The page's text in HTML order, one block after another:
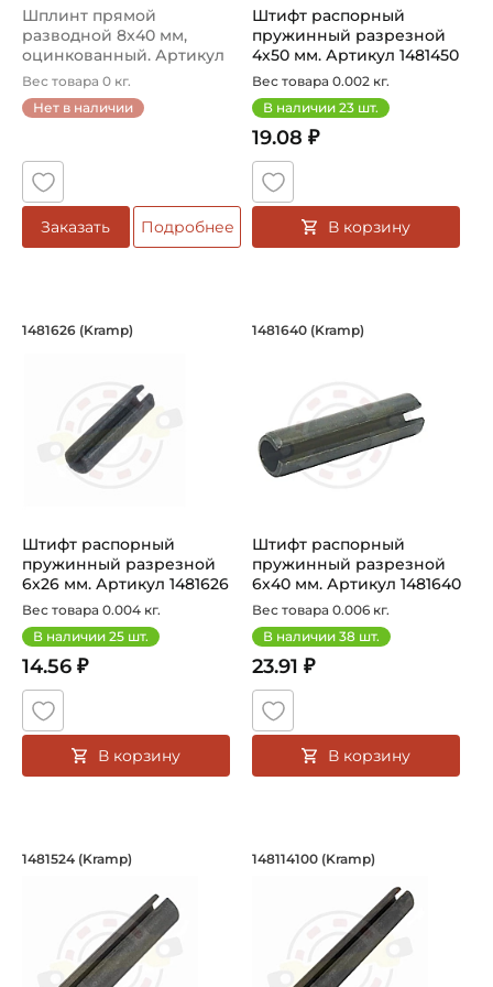
Шплинт прямой
разводной 8x40 мм,
оцинкованный. Артикул
94840 (Kramp)
Вес товара 0 кг.
Нет в наличии
Заказать Подробнее
Штифт распорный
пружинный разрезной
4х50 мм. Артикул 1481450
(Kramp)
Вес товара 0.002 кг.
В наличии 23 шт.
19.08 ₽
В корзину
Штифт распорный пружинный
1481626 (Kramp)
Штифт распорный
пружинный разрезной
6х26 мм. Артикул 1481626
(Kramp)
Вес товара 0.004 кг.
В наличии 25 шт.
14.56 ₽
В корзину
Штифт распорный
1481640 (Kramp)
Штифт распорный
пружинный разрезной
6х40 мм. Артикул 1481640
(Kramp)
Вес товара 0.006 кг.
В наличии 38 шт.
23.91 ₽
В корзину
Штифт распорный пружинный
1481524 (Kramp) Штифт распорный
148114100 (Kramp)